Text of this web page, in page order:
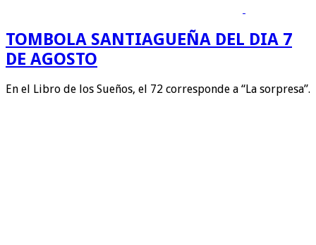
TOMBOLA SANTIAGUEÑA DEL DIA 7
DE AGOSTO
En el Libro de los Sueños, el 72 corresponde a “La sorpresa”.